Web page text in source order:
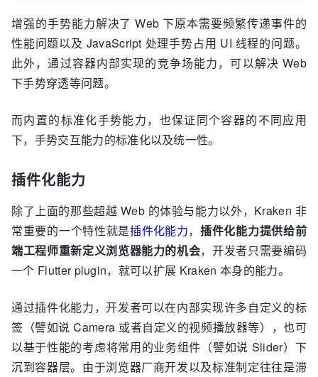
增强的手势能力解决了 Web 下原本需要频繁传递事件的
性能问题以及 JavaScript 处理手势占用 UI 线程的问题。
此外，通过容器内部实现的竞争场能力，可以解决 Web
下手势穿透等问题。
而内置的标准化手势能力，也保证同个容器的不同应用
下，手势交互能力的标准化以及统一性。
插件化能力
除了上面的那些超越 Web 的体验与能力以外，Kraken 非
常重要的一个特性就是插件化能力， 插件化能力提供给前
端工程师重新定义浏览器能力的机会，开发者只需要编码
一个 Flutter plugin，就可以扩展 Kraken 本身的能力。
通过插件化能力，开发者可以在内部实现许多自定义的标
签（譬如说 Camera 或者自定义的视频播放器等），也可
以基于性能的考虑将常用的业务组件（譬如说 Slider）下
沉到容器层。由于浏览器厂商开发以及标准制定往往是滞